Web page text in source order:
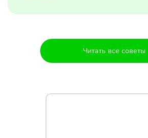
Читать все советы